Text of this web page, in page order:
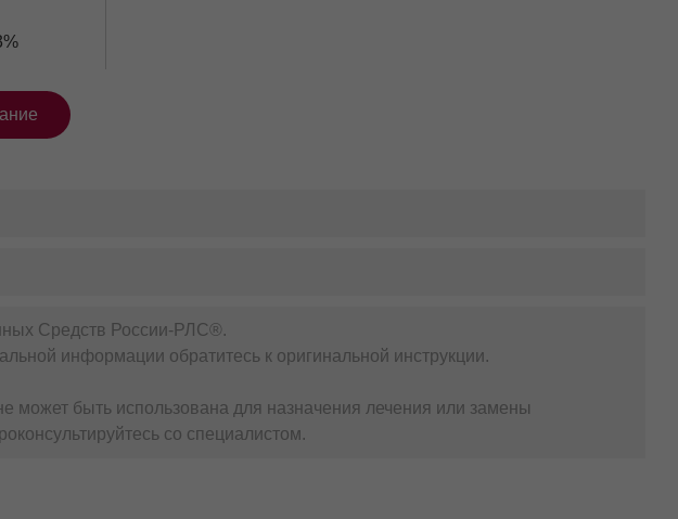
пожалуй, всем. Начиная с прошлого века, они прочно вошли в
преклонных лет.
мг незаменимых ПНЖК омега-3 (ЭПК + ДГК), вместо 300 мг, как в обычных.
от компании с мировым именем BASF (Норвегия).
требования даже европейской фармакопеи.
Средств России-РЛС®.
информации обратитесь к оригинальной инструкции.
может быть использована для назначения лечения или замены
со специалистом.